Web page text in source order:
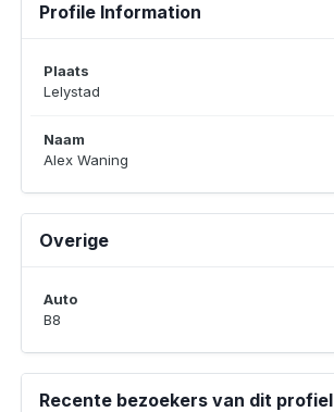
Profile Information
Plaats
Lelystad
Naam
Alex Waning
Overige
Auto
B8
Recente bezoekers van dit profiel